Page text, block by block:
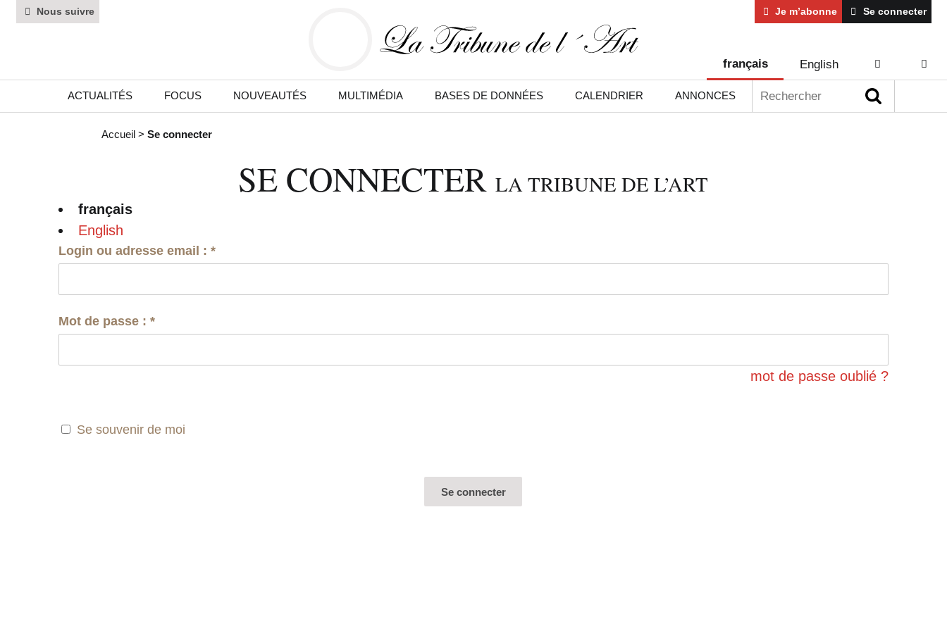
Nous suivre Je m’abonne Se connecter
ACTUALITÉS FOCUS NOUVEAUTÉS MULTIMÉDIA BASES DE DONNÉES CALENDRIER ANNONCES
français English AIDE
Accueil > Se connecter
SE CONNECTERLA TRIBUNE DE L’ART
français
English
Login ou adresse email :*
Mot de passe :*
mot de passe oublié ?
Se souvenir de moi